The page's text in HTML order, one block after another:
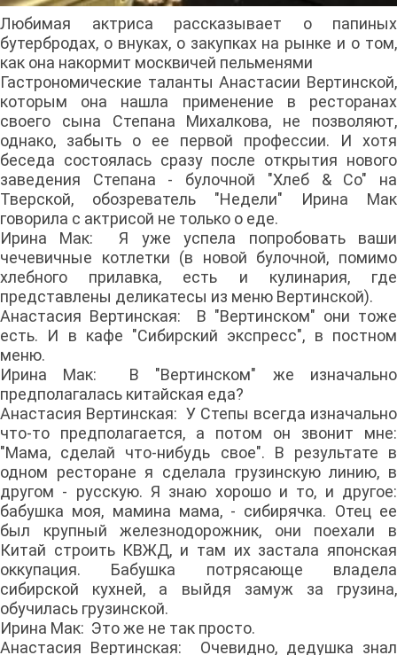
Любимая актриса рассказывает о папиных
бутербродах, о внуках, о закупках на рынке и о том,
как она накормит москвичей пельменями
Гастрономические таланты Анастасии Вертинской,
которым она нашла применение в ресторанах
своего сына Степана Михалкова, не позволяют,
однако, забыть о ее первой профессии. И хотя
беседа состоялась сразу после открытия нового
заведения Степана - булочной "Хлеб & Co" на
Тверской, обозреватель "Недели" Ирина Мак
говорила с актрисой не только о еде.
Ирина Мак: Я уже успела попробовать ваши
чечевичные котлетки (в новой булочной, помимо
хлебного прилавка, есть и кулинария, где
представлены деликатесы из меню Вертинской).
Анастасия Вертинская: В "Вертинском" они тоже
есть. И в кафе "Сибирский экспресс", в постном
меню.
Ирина Мак: В "Вертинском" же изначально
предполагалась китайская еда?
Анастасия Вертинская: У Степы всегда изначально
что-то предполагается, а потом он звонит мне:
"Мама, сделай что-нибудь свое". В результате в
одном ресторане я сделала грузинскую линию, в
другом - русскую. Я знаю хорошо и то, и другое:
бабушка моя, мамина мама, - сибирячка. Отец ее
был крупный железнодорожник, они поехали в
Китай строить КВЖД, и там их застала японская
оккупация. Бабушка потрясающе владела
сибирской кухней, а выйдя замуж за грузина,
обучилась грузинской.
Ирина Мак: Это же не так просто.
Анастасия Вертинская: Очевидно, дедушка знал